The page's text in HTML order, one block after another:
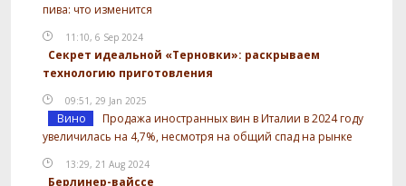
пива: что изменится
11:10, 6 Sep 2024
Секрет идеальной «Терновки»: раскрываем
технологию приготовления
09:51, 29 Jan 2025
Вино
Продажа иностранных вин в Италии в 2024 году
увеличилась на 4,7%, несмотря на общий спад на рынке
13:29, 21 Aug 2024
Берлинер-вайссе